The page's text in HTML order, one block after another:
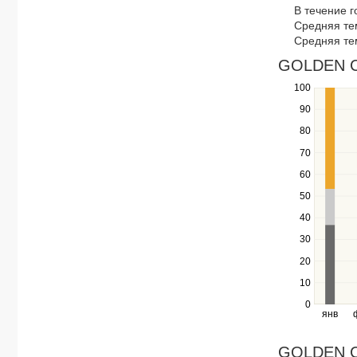
navigate
through
items
in
a
series.
В течение
Средняя
Средняя
GOLDEN
янв
0
10
20
30
40
50
60
70
80
90
100
Use
the
and
down
to
navigate
series.
Use
the
and
right
navigate
GOLDEN